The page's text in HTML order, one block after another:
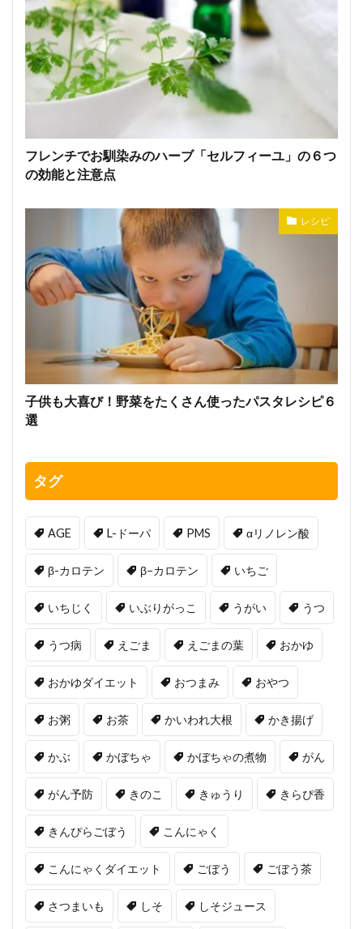
フレンチでお馴染みのハーブ「セルフィーユ」の６つ
の効能と注意点
レシピ
子供も大喜び！野菜をたくさん使ったパスタレシピ６
選
タグ
AGE L-ドーパ PMS αリノレン酸
β-カロテン β−カロテン いちご
いちじく いぶりがっこ うがい うつ
うつ病 えごま えごまの葉 おかゆ
おかゆダイエット おつまみ おやつ
お粥 お茶 かいわれ大根 かき揚げ
かぶ かぼちゃ かぼちゃの煮物 がん
がん予防 きのこ きゅうり きらぴ香
きんぴらごぼう こんにゃく
こんにゃくダイエット ごぼう ごぼう茶
さつまいも しそ しそジュース